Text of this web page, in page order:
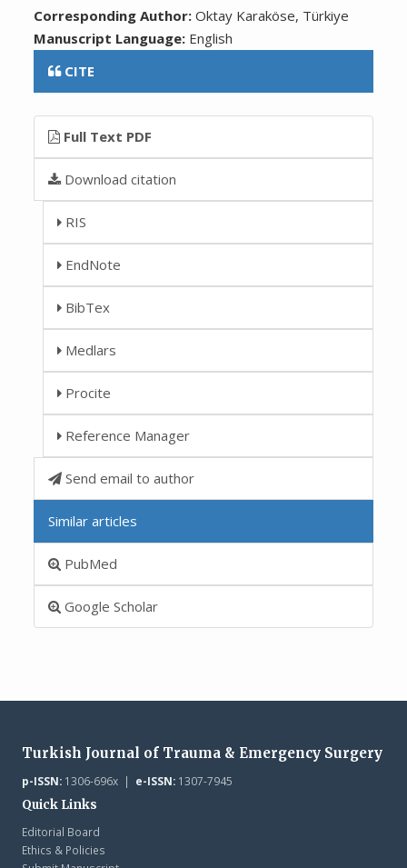
Corresponding Author:Oktay Karaköse, Türkiye
Manuscript Language: English
CITE
Full Text PDF
Download citation
RIS
EndNote
BibTex
Medlars
Procite
Reference Manager
Send email to author
Similar articles
PubMed
Google Scholar
Turkish Journal of Trauma & Emergency Surgery
p-ISSN:1306-696x | e-ISSN:1307-7945
Quick Links
Editorial Board
Ethics & Policies